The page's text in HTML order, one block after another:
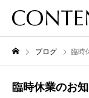
ブログ 臨時
臨時休業のお